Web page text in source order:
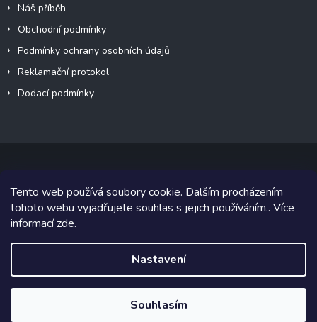
Tento web používá soubory cookie. Dalším procházením
tohoto webu vyjadřujete souhlas s jejich používáním.. Více
informacízde.
Nastavení
Souhlasím
Náš příběh
Obchodní podmínky
Podmínky ochrany osobních údajů
Reklamační protokol
Dodací podmínky
Copyright 2026VeteránMoto s.r.o.. Všechna práva vyhrazena.
Grafický návrh vytvořil a na Shoptet implementoval
Shoptetak.cz.
Vytvořil Shoptet